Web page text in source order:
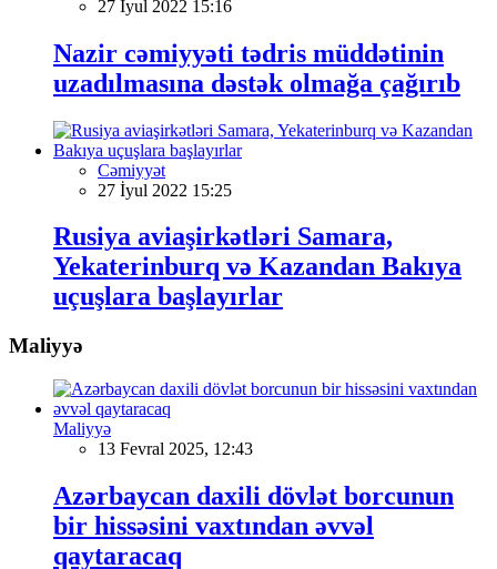
27 İyul 2022 15:16
Nazir cəmiyyəti tədris müddətinin
uzadılmasına dəstək olmağa çağırıb
Cəmiyyət
27 İyul 2022 15:25
Rusiya aviaşirkətləri Samara,
Yekaterinburq və Kazandan Bakıya
uçuşlara başlayırlar
Maliyyə
Maliyyə
13 Fevral 2025, 12:43
Azərbaycan daxili dövlət borcunun
bir hissəsini vaxtından əvvəl
qaytaracaq